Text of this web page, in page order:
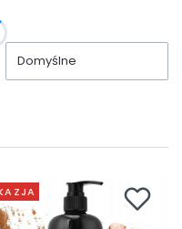
Domyślne